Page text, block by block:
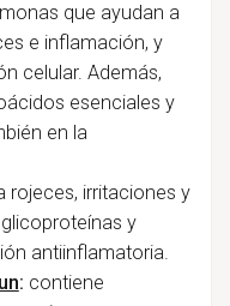
que ayudan a
e inflamación, y
celular. Además,
esenciales y
en la
rojeces, irritaciones y
y
antiinflamatoria.
: contiene